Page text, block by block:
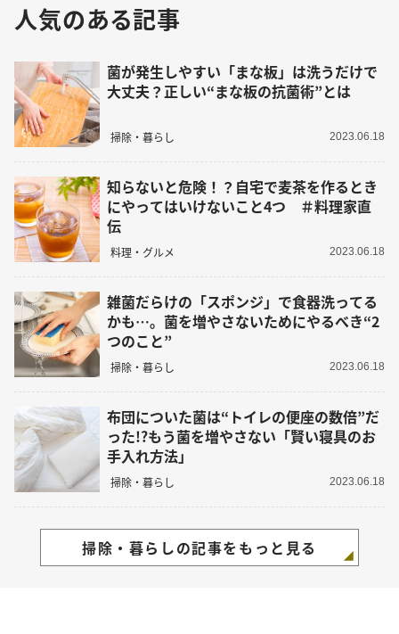
人気のある記事
菌が発生しやすい「まな板」は洗うだけで
大丈夫？正しい“まな板の抗菌術”とは
掃除・暮らし 2023.06.18
知らないと危険！？自宅で麦茶を作るとき
にやってはいけないこと4つ ＃料理家直
伝
料理・グルメ 2023.06.18
雑菌だらけの「スポンジ」で食器洗ってる
かも…。菌を増やさないためにやるべき“2
つのこと”
掃除・暮らし 2023.06.18
布団についた菌は“トイレの便座の数倍”だ
った!?もう菌を増やさない「賢い寝具のお
手入れ方法」
掃除・暮らし 2023.06.18
掃除・暮らしの記事をもっと見る